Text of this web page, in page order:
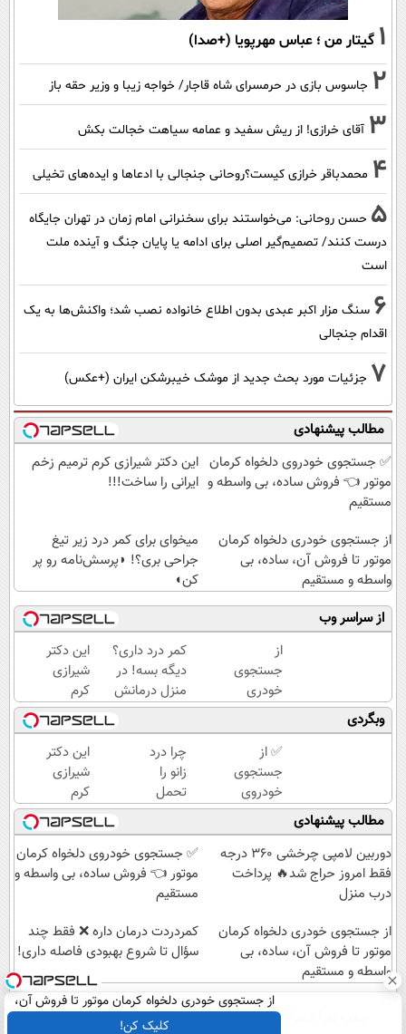
1 گیتار من ؛ عباس مهرپویا (+صدا)
2 جاسوس بازی در حرمسرای شاه قاجار/ خواجه زیبا و وزیر حقه باز
3 آقای خرازی! از ریش سفید و عمامه سیاهت خجالت بکش
4 محمدباقر خرازی کیست؟روحانی جنجالی با ادعاها و ایده‌های تخیلی
5 حسن روحانی: می‌خواستند برای سخنرانی امام زمان در تهران جایگاه
درست کنند/ تصمیم‌گیر اصلی برای ادامه یا پایان جنگ و آینده ملت
است
6 سنگ مزار اکبر عبدی بدون اطلاع خانواده نصب شد؛ واکنش‌ها به یک
اقدام جنجالی
7 جزئیات مورد بحث جدید از موشک خیبرشکن ایران (+عکس)
مطالب پیشنهادی
✅ جستجوی خودروی دلخواه کرمان
موتور 👈 فروش ساده، بی واسطه و
مستقیم
این دکتر شیرازی کرم ترمیم زخم
ایرانی را ساخت!!!
از جستجوی خودری دلخواه کرمان
موتور تا فروش آن، ساده، بی
واسطه و مستقیم
میخوای برای کمر درد زیر تیغ
جراحی بری؟! ◗پرسش‌نامه رو پر
کن◖
از سراسر وب
از
جستجوی
خودری
دلخواه
کرمان
موتور تا
فروش
آن،
ساده، بی
واسطه و
مستقیم
کمر درد داری؟
دیگه بسه! در
منزل درمانش
کن
(◀پرسش‌نامه)
این دکتر
شیرازی
کرم
ترمیم
زخم
ایرانی را
ساخت!!!
وبگردی
✅ از
جستجوی
خودروی
دلخواه
کرمان
موتور تا
فروش
مستقیم
چرا درد
زانو را
تحمل
می‌کنی؟
خیلی
ساده
درمنزل
درمانش
این دکتر
شیرازی
کرم
ترمیم
زخم
ایرانی را
ساخت!!!
مطالب پیشنهادی
دوربین لامپی چرخشی 360 درجه
فقط امروز حراج شد🔥 پرداخت
درب منزل
✅ جستجوی خودروی دلخواه کرمان
موتور 👈 فروش ساده، بی واسطه و
مستقیم
از جستجوی خودری دلخواه کرمان
موتور تا فروش آن، ساده، بی
واسطه و مستقیم
‌کمردردت درمان داره ❌ فقط چند
سؤال تا شروع بهبودی فاصله‌ داری!
از جستجوی خودری دلخواه کرمان موتور تا فروش آن،
ساده، بی واسطه و مستقیم
کلیک کن! عصر ایران۲ درباره عصرایران تماس با ما